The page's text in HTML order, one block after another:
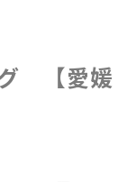
【愛媛